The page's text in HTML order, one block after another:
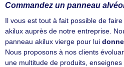
Commandez un panneau
Il vous est tout à fait possible de
akilux auprès de notre entreprise.
panneau akilux vierge pour lui
Nous proposons à nos clients
une multitude de produits,